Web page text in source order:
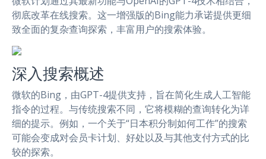
r
彻底改革在线搜索。这一增强版的Bing能力承诺提供更细
致全面的复杂查询探索，丰富用户的搜索体验。
深入搜索概述
微软的Bing，由GPT-4提供支持，旨在简化生成人工智能
指令的过程。与传统搜索不同，它将模糊的查询转化为详
细的提示。例如，一个关于“日本积分制如何工作”的搜索
可能会变成对会员卡计划、好处以及与其他支付方式的比
较的探索。